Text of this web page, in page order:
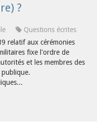
?
Questions écrites
relatif aux cérémonies
fixe l'ordre de
et les membres des
publique.